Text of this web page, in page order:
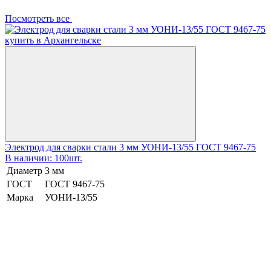
Посмотреть все
Электрод для сварки стали 3 мм УОНИ-13/55 ГОСТ 9467-75
В наличии: 100шт.
Диаметр 3 мм
ГОСТ
ГОСТ 9467-75
Марка
УОНИ-13/55